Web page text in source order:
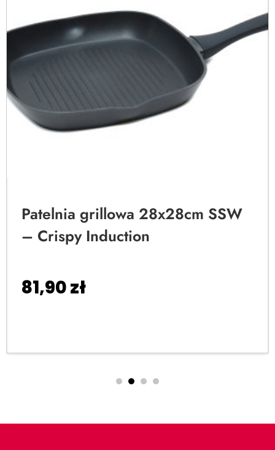
Patelnia grillowa 28x28cm SSW
– Crispy Induction
81,90zł